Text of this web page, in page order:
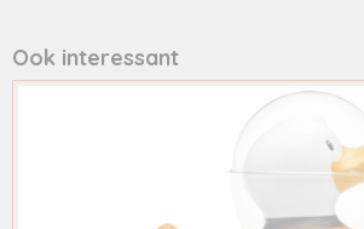
Ook interessant